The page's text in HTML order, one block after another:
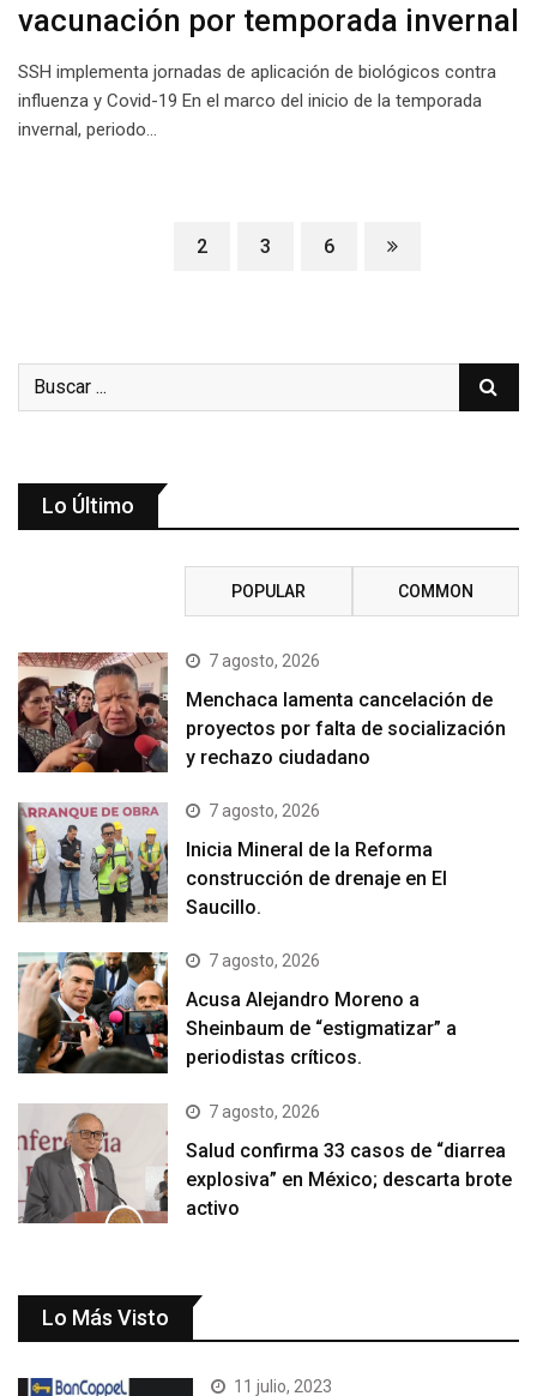
vacunación por temporada invernal
SSH implementa jornadas de aplicación de biológicos contra
influenza y Covid-19 En el marco del inicio de la temporada
invernal, periodo…
2 3 6
Lo Último
POPULAR COMMON
7 agosto, 2026
Menchaca lamenta cancelación de
proyectos por falta de socialización
y rechazo ciudadano
7 agosto, 2026
Inicia Mineral de la Reforma
construcción de drenaje en El
Saucillo.
7 agosto, 2026
Acusa Alejandro Moreno a
Sheinbaum de “estigmatizar” a
periodistas críticos.
7 agosto, 2026
Salud confirma 33 casos de “diarrea
explosiva” en México; descarta brote
activo
Lo Más Visto
11 julio, 2023